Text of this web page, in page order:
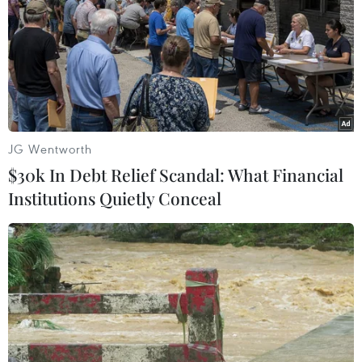
vực dự án, lãnh đạo tỉnh Quảng Ngãi đã cam kết
sẽ thực hiện dự án Công viên cây xanh Thạch
Bích./.
(TTXVN/Vietnam+)
JG Wentworth
$30k In Debt Relief Scandal: What Financial
Institutions Quietly Conceal